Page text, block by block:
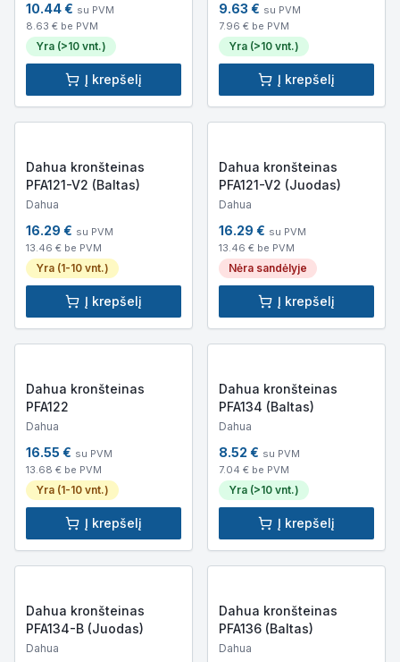
10.44€ su PVM
8.63 € be PVM
Yra (>10 vnt.)
Į krepšelį
9.63 € su PVM
7.96 € be PVM
Yra (>10 vnt.)
Į krepšelį
Dahua kronšteinas
PFA121-V2 (Baltas)
Dahua
16.29 € su PVM
13.46 € be PVM
Yra (1-10 vnt.)
Į krepšelį
Dahua kronšteinas
PFA121-V2 (Juodas)
Dahua
16.29 € su PVM
13.46 € be PVM
Nėra sandėlyje
Į krepšelį
Dahua kronšteinas
PFA122
Dahua
16.55 € su PVM
13.68 € be PVM
Yra (1-10 vnt.)
Į krepšelį
Dahua kronšteinas
PFA134 (Baltas)
Dahua
8.52 € su PVM
7.04 € be PVM
Yra (>10 vnt.)
Į krepšelį
Dahua kronšteinas
PFA134-B (Juodas)
Dahua
Dahua kronšteinas
PFA136 (Baltas)
Dahua